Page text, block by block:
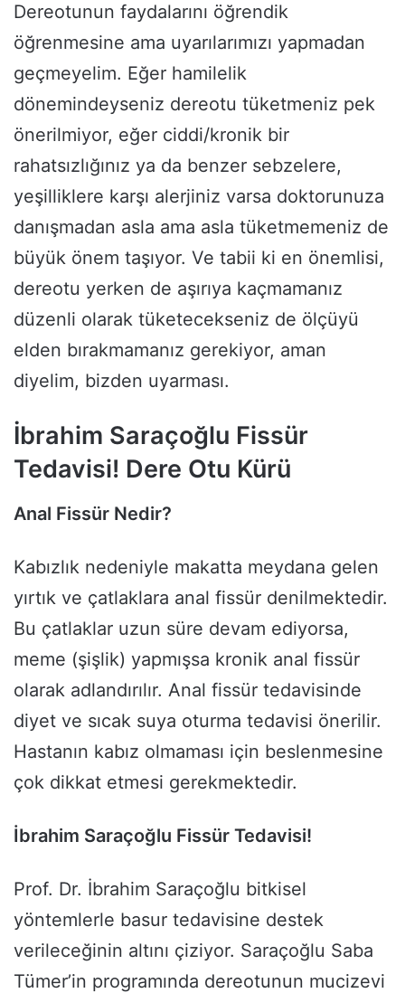
Dereotunun faydalarını öğrendik
öğrenmesine ama uyarılarımızı yapmadan
geçmeyelim. Eğer hamilelik
dönemindeyseniz dereotu tüketmeniz pek
önerilmiyor, eğer ciddi/kronik bir
rahatsızlığınız ya da benzer sebzelere,
yeşilliklere karşı alerjiniz varsa doktorunuza
danışmadan asla ama asla tüketmemeniz de
büyük önem taşıyor. Ve tabii ki en önemlisi,
dereotu yerken de aşırıya kaçmamanız
düzenli olarak tüketecekseniz de ölçüyü
elden bırakmamanız gerekiyor, aman
diyelim, bizden uyarması.
İbrahim Saraçoğlu Fissür
Tedavisi! Dere Otu Kürü
Anal Fissür Nedir?
Kabızlık nedeniyle makatta meydana gelen
yırtık ve çatlaklara anal fissür denilmektedir.
Bu çatlaklar uzun süre devam ediyorsa,
meme (şişlik) yapmışsa kronik anal fissür
olarak adlandırılır. Anal fissür tedavisinde
diyet ve sıcak suya oturma tedavisi önerilir.
Hastanın kabız olmaması için beslenmesine
çok dikkat etmesi gerekmektedir.
İbrahim Saraçoğlu Fissür Tedavisi!
Prof. Dr. İbrahim Saraçoğlu bitkisel
yöntemlerle basur tedavisine destek
verileceğinin altını çiziyor. Saraçoğlu Saba
Tümer’in programında dereotunun mucizevi